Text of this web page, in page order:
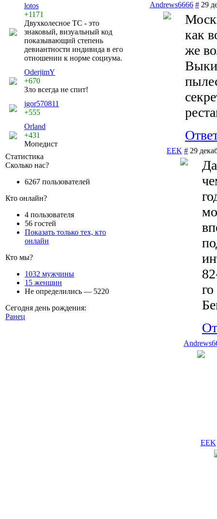
lotos
+1171
Двухколесное ТС - это
знаковый, визуальный код
показывающий степень
девиантности индивида в его
отношении к норме социума.
OderjimY
+670
Зло всегда не спит!
jgor570811
+555
Orland
+431
Мопедист
Статистика
Сколько нас?
6267 пользователей
Кто онлайн?
4 пользователя
56 гостей
Показать только тех, кто
онлайн
Кто мы?
1032 мужчины
15 женщин
Не определились — 5220
Сегодня день рождения:
Ранец
Andrews6666 # 29
как
же
EEK # 29
EEK